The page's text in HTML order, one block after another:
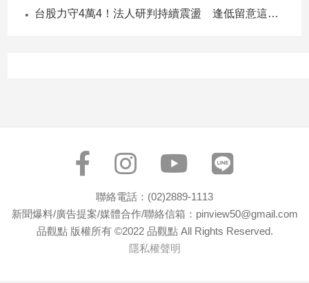
情
遊
台股力守4萬4！法人研判持續震盪 逢低留意這些族群
聯絡電話：(02)2889-1113
新聞爆料/廣告提案/媒體合作/聯絡信箱：pinview50@gmail.com
品觀點 版權所有 ©2022 品觀點 All Rights Reserved.
隱私權聲明